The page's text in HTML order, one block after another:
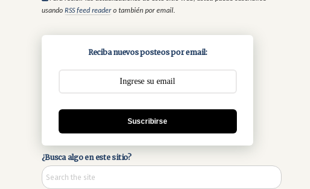
usandoRSS feed readero también por email.
Reciba nuevos posteos por email:
Suscribirse
¿Busca algo en este sitio?
Search
the